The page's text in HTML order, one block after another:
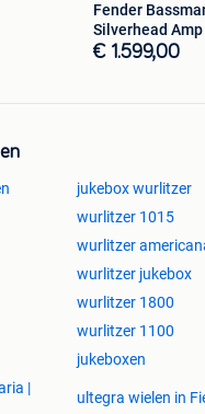
Fender
Silverhead
Man Cab
€ 1.599,00
jukebox wurlitzer
wurlitzer 1015
wurlitzer
wurlitzer jukebox
wurlitzer 1800
wurlitzer 1100
jukeboxen
|
ultegra wielen in